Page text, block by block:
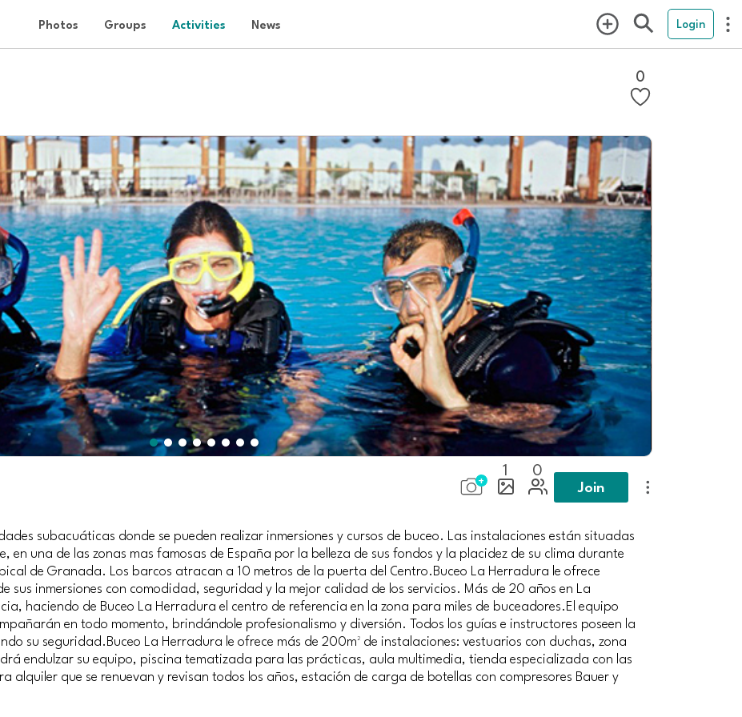
Photos Groups Activities News Login
0
1 0
Join
subacuáticas donde se pueden realizar inmersiones y cursos de buceo. Las instalaciones están situadas
en una de las zonas mas famosas de España por la belleza de sus fondos y la placidez de su clima durante
de Granada. Los barcos atracan a 10 metros de la puerta del Centro.Buceo La Herradura le ofrece
sus inmersiones con comodidad, seguridad y la mejor calidad de los servicios. Más de 20 años en La
haciendo de Buceo La Herradura el centro de referencia en la zona para miles de buceadores.El equipo
en todo momento, brindándole profesionalismo y diversión. Todos los guías e instructores poseen la
su seguridad.Buceo La Herradura le ofrece más de 200m² de instalaciones: vestuarios con duchas, zona
endulzar su equipo, piscina tematizada para las prácticas, aula multimedia, tienda especializada con las
alquiler que se renuevan y revisan todos los años, estación de carga de botellas con compresores Bauer y